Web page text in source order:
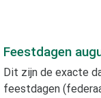
Feestdagen
Dit zijn de exacte
feestdagen